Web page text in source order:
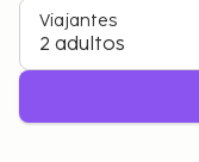
Viajantes
2 adultos